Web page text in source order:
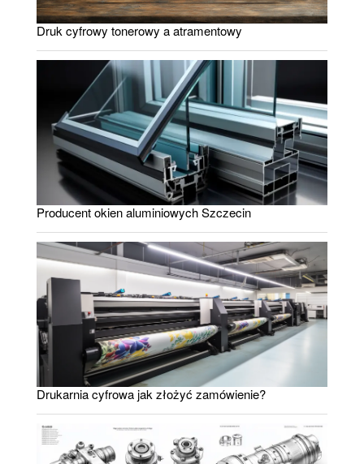
Druk cyfrowy tonerowy a atramentowy
Producent okien aluminiowych Szczecin
Drukarnia cyfrowa jak złożyć zamówienie?